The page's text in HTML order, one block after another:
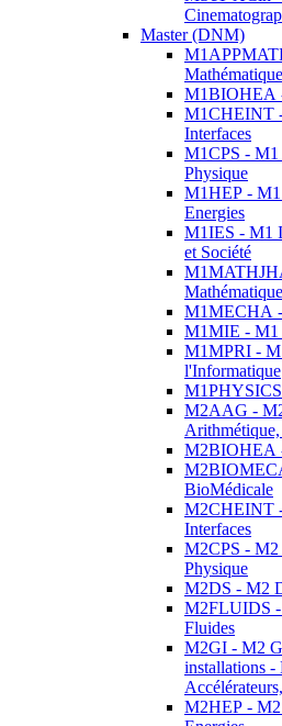
Master (DNM)
M1BIOHEA
M1CHEINT
Interfaces
M1CPS - M1
Physique
M1HEP - M1
Energies
M1IES - M1
et Société
M1MECHA
M1MIE - M1
M1MPRI -
l'Informatique
M2AAG -
M2BIOHEA
BioMédicale
M2CHEINT
Interfaces
M2CPS - M2
Physique
M2DS - M2
M2FLUIDS -
Fluides
M2GI - M2
installations -
M2HEP - M2